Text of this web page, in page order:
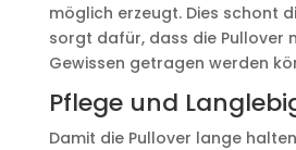
möglich erzeugt. Dies schont
sorgt dafür, dass die Pullover
Gewissen getragen werden
Pflege und
Damit die Pullover lange